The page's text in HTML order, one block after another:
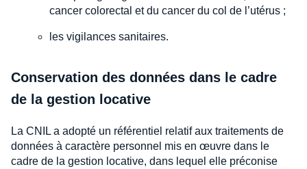
cancer colorectal et du cancer du col de l’utérus ;
les vigilances sanitaires.
Conservation des données dans le cadre
de la gestion locative
La CNIL a adopté un référentiel relatif aux traitements de
données à caractère personnel mis en œuvre dans le
cadre de la gestion locative, dans lequel elle préconise